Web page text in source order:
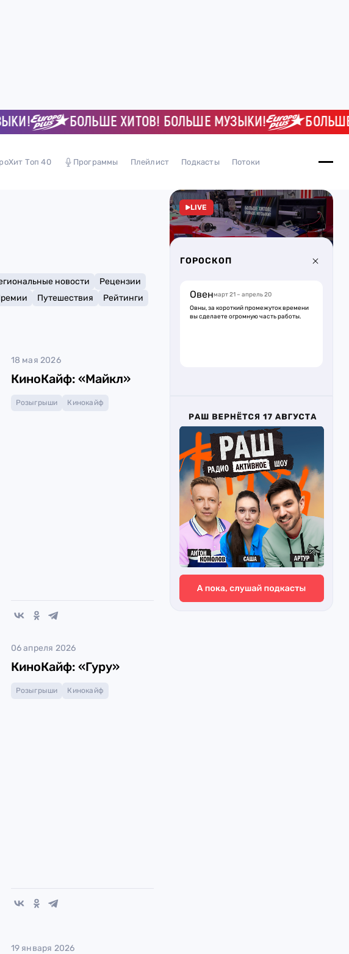
БОЛЬШЕ ХИТОВ! БОЛЬШЕ МУЗЫКИ! БОЛЬШЕ
Топ 40 Программы Плейлист Подкасты Потоки
новости
Рецензии
Путешествия
Рейтинги
18 мая 2026
КиноКайф: «Майкл»
Розыгрыши Кинокайф
06 апреля 2026
КиноКайф: «Гуру»
Розыгрыши Кинокайф
19 января 2026
LIVE
ГОРОСКОП
Овенмарт 21 – апрель 20
Овны, за короткий промежуток времени
вы сделаете огромную часть работы.